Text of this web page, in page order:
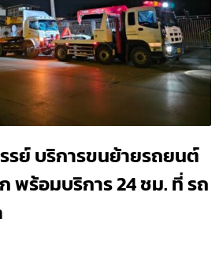
รย์ บริการขนย้ายรถยนต์
พร้อมบริการ 24 ชม. ที่ รถ